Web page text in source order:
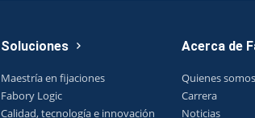
Soluciones
Maestría en fijaciones
Fabory Logic
Calidad, tecnología e innovación
Acerca de
Quienes
Carrera
Noticias